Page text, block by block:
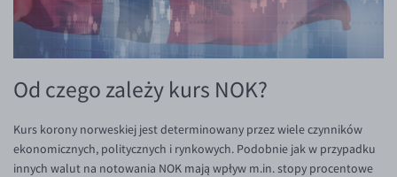
JPY/PLN
NZD/PLN
SGD/PLN
TRY/PLN
ZAR/PLN
Przelewy zagraniczne
Słowniczek
Od czego zależy kurs NOK?
Kurs korony norweskiej jest determinowany przez wiele czynników
ekonomicznych, politycznych i rynkowych. Podobnie jak w przypadku
innych walut na notowania NOK mają wpływ m.in. stopy procentowe